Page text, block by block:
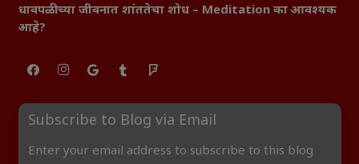
धावपळीच्या जीवनात शांततेचा शोध – Meditation का आवश्यक
आहे?
Subscribe to Blog via Email
Enter your email address to subscribe to this blog